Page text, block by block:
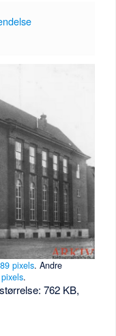
pixels.Andre
.
762 KB,